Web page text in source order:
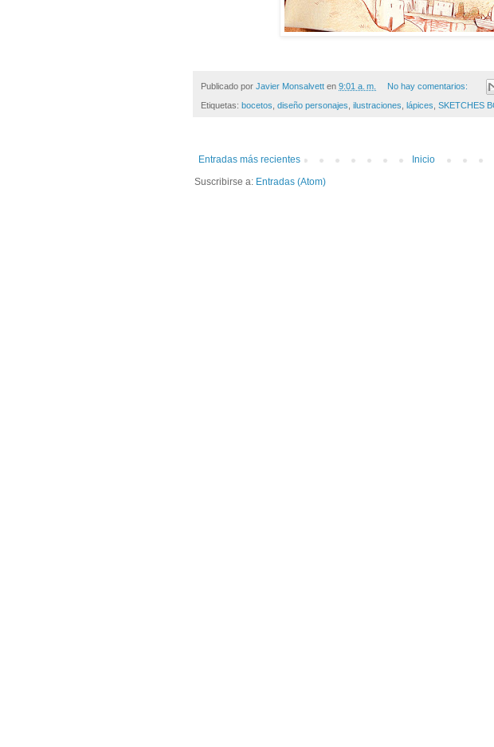
Publicado por Javier Monsalvett en 9:01 a. m. No hay comentarios:
Etiquetas: bocetos diseño personajes ilustraciones lápices SKETCHES
Entradas más recientes
Inicio
Suscribirse a: Entradas (Atom)